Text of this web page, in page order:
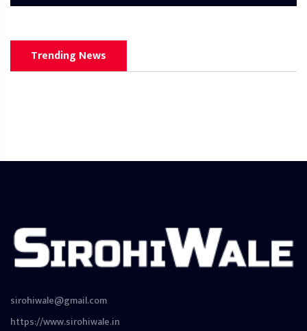
Trending News
sirohiwale@gmail.com
https://www.sirohiwale.in